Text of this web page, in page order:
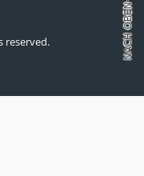
reserved.